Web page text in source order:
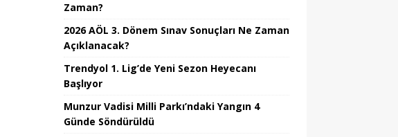
Zaman?
2026 AÖL 3. Dönem Sınav Sonuçları Ne Zaman
Açıklanacak?
Trendyol 1. Lig’de Yeni Sezon Heyecanı
Başlıyor
Munzur Vadisi Milli Parkı’ndaki Yangın 4
Günde Söndürüldü